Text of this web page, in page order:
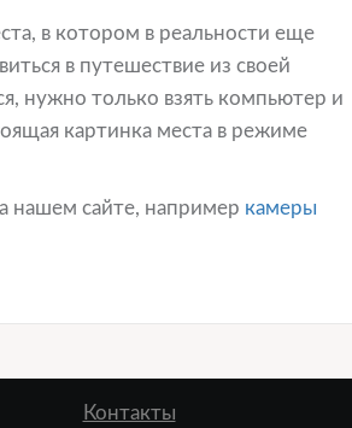
в котором в реальности еще
в путешествие из своей
нужно только взять компьютер и
картинка места в режиме
нашем сайте, например камеры
Контакты